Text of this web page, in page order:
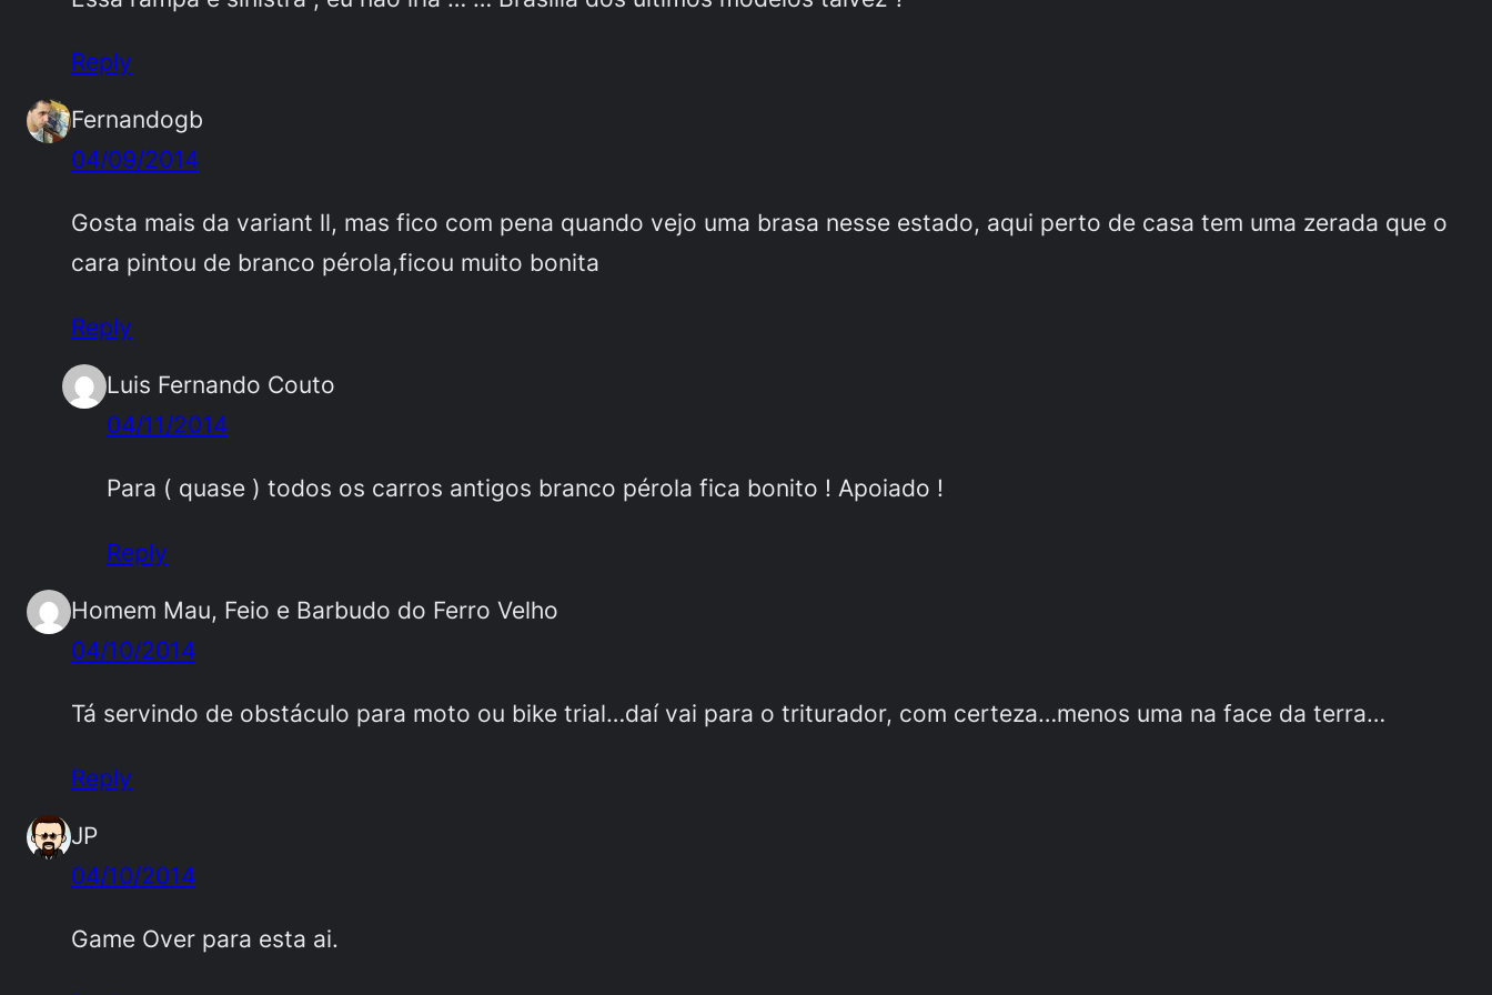
Reply
Fernandogb
04/09/2014
Gosta mais da variant ll, mas fico com pena quando vejo uma brasa nesse estado, aqui perto de casa tem uma zerada que o
cara pintou de branco pérola,ficou muito bonita
Reply
Luis Fernando Couto
04/11/2014
Para ( quase ) todos os carros antigos branco pérola fica bonito ! Apoiado !
Reply
Homem Mau, Feio e Barbudo do Ferro Velho
04/10/2014
Tá servindo de obstáculo para moto ou bike trial…daí vai para o triturador, com certeza…menos uma na face da terra…
Reply
JP
04/10/2014
Game Over para esta ai.